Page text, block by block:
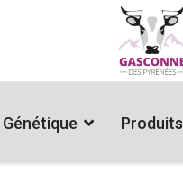
Génétique Produits